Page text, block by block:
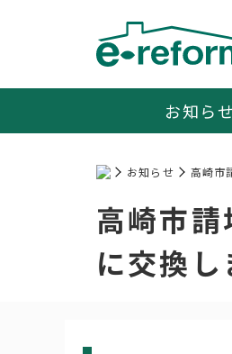
お知らせ
お知らせ 高崎市
高崎市
に交換し